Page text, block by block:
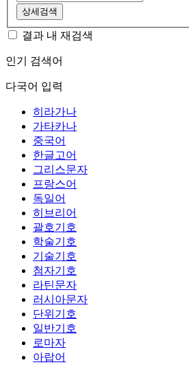
상세검색
결과 내 재검색
인기 검색어
다국어 입력
히라가나
가타카나
중국어
한글고어
그리스문자
프랑스어
독일어
히브리어
괄호기호
학술기호
기술기호
첨자기호
라틴문자
러시아문자
단위기호
일반기호
로마자
아랍어